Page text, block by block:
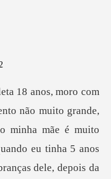
0
eu tinha 5 anos
dele, depois da